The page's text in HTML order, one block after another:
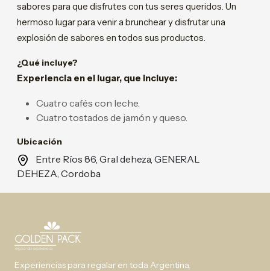
sabores para que disfrutes con tus seres queridos. Un
hermoso lugar para venir a brunchear y disfrutar una
explosión de sabores en todos sus productos.
¿Qué incluye?
Experiencia en el lugar, que incluye:
Cuatro cafés con leche.
Cuatro tostados de jamón y queso.
Ubicación
Entre Ríos 86, Gral deheza, GENERAL
DEHEZA, Cordoba
Experiencias para regalar en toda Argentina.